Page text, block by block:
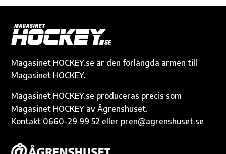
o
o
k
g
er
r
n
k p
Magasinet HOCKEY.se är den förlängda armen till
Magasinet HOCKEY.
Magasinet HOCKEY.se produceras precis som
Magasinet HOCKEY av Ågrenshuset.
Kontakt 0660-29 99 52 eller pren@agrenshuset.se